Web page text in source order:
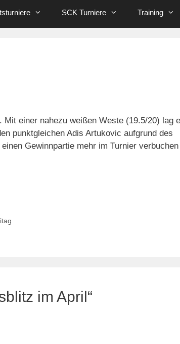
SCK Turniere Training
einer nahezu weißen Weste (19.5/20) lag
punktgleichen Adis Artukovic aufgrund des
Gewinnpartie mehr im Turnier verbuchen
im April“